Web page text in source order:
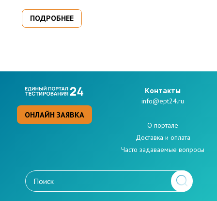
ПОДРОБНЕЕ
ОНЛАЙН ЗАЯВКА
Kонтакты
info@ept24.ru
О портале
Доставка и оплата
Часто задаваемые вопросы